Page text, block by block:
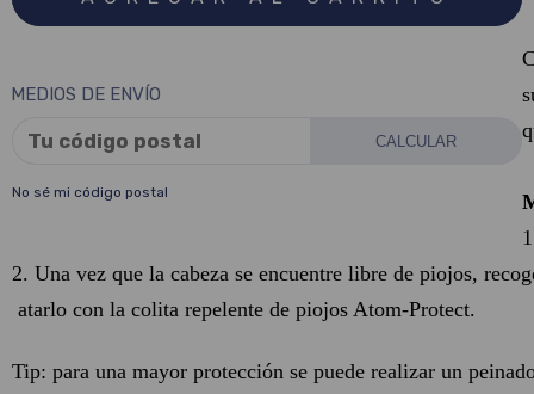
MEDIOS DE ENVÍO
CALCULAR
No sé mi código postal
2. Una vez que la cabeza se encuentre libre de piojos,
atarlo con la colita repelente de piojos Atom-Protect.
Tip: para una mayor protección se puede realizar un